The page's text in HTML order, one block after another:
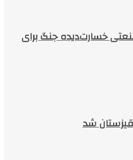
واحد صنعتی خسارت‌دیده جنگ برای
شد